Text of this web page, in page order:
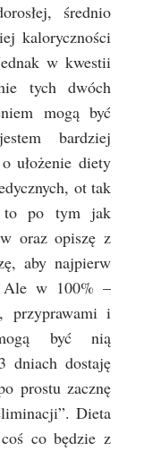
średnio
kaloryczności
w kwestii
tych dwóch
mogą być
bardziej
ułożenie diety
ot tak
to po tym jak
oraz opiszę z
aby najpierw
Ale w 100% –
przyprawami i
być nią
dniach dostaję
prostu zacznę
Dieta
co będzie z